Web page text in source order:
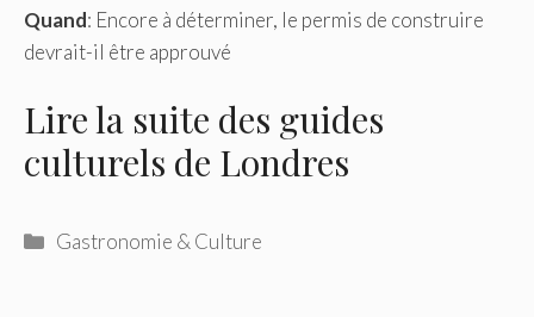
Quand: Encore à déterminer, le permis de construire
devrait-il être approuvé
Lire la suite des guides
culturels de Londres
Catégories
Gastronomie & Culture